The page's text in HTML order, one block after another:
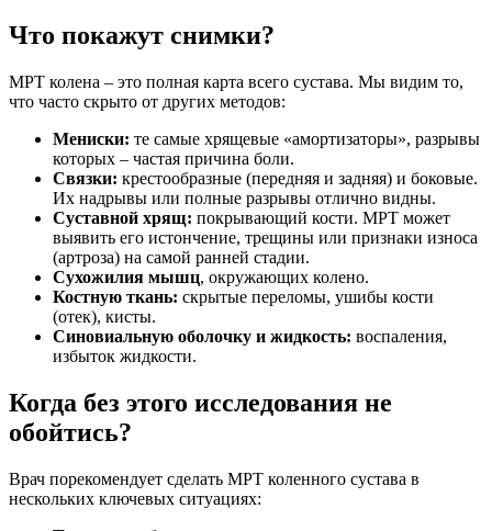
Что покажут снимки?
МРТ колена – это полная карта всего сустава. Мы видим то,
что часто скрыто от других методов:
Мениски: те самые хрящевые «амортизаторы», разрывы
которых – частая причина боли.
Связки: крестообразные (передняя и задняя) и боковые.
Их надрывы или полные разрывы отлично видны.
Суставной хрящ: покрывающий кости. МРТ может
выявить его истончение, трещины или признаки износа
(артроза) на самой ранней стадии.
Сухожилия мышц, окружающих колено.
Костную ткань: скрытые переломы, ушибы кости
(отек), кисты.
Синовиальную оболочку и жидкость: воспаления,
избыток жидкости.
Когда без этого исследования не
обойтись?
Врач порекомендует сделать МРТ коленного сустава в
нескольких ключевых ситуациях: